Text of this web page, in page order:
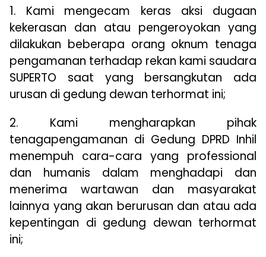
1. Kami mengecam keras aksi dugaan
kekerasan dan atau pengeroyokan yang
dilakukan beberapa orang oknum tenaga
pengamanan terhadap rekan kami saudara
SUPERTO saat yang bersangkutan ada
urusan di gedung dewan terhormat ini;
2. Kami mengharapkan pihak
tenagapengamanan di Gedung DPRD Inhil
menempuh cara-cara yang professional
dan humanis dalam menghadapi dan
menerima wartawan dan masyarakat
lainnya yang akan berurusan dan atau ada
kepentingan di gedung dewan terhormat
ini;